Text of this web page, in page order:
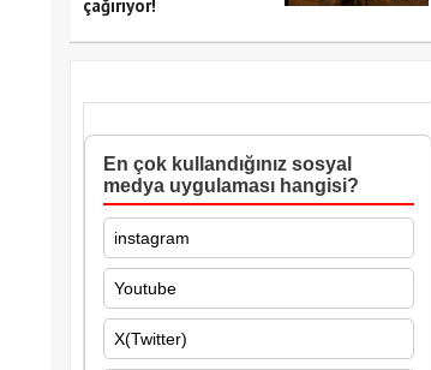
çağırıyor!
En çok kullandığınız sosyal
medya uygulaması hangisi?
instagram
Youtube
X(Twitter)